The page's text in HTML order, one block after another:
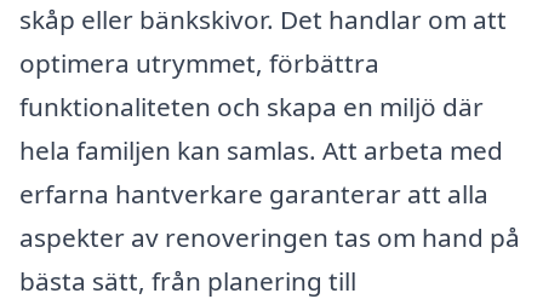
skåp eller bänkskivor. Det handlar om att
optimera utrymmet, förbättra
funktionaliteten och skapa en miljö där
hela familjen kan samlas. Att arbeta med
erfarna hantverkare garanterar att alla
aspekter av renoveringen tas om hand på
bästa sätt, från planering till